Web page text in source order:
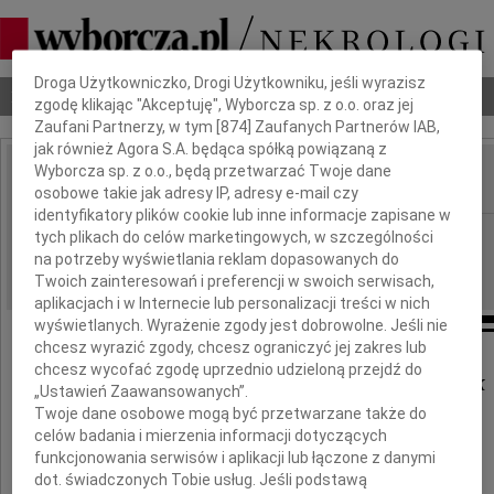
Nekrologi Odeszli Poradnik pogrzebowy
IMIĘ I NAZWISKO:
REGION: Bydgoszcz
DATA EMISJI: 04.03.2016
Annie i Tomaszowi Tomaszek
Wyrazy współczucia z powodu śmierci
Dbamy o Twoją prywatność
Droga Użytkowniczko, Drogi Użytkowniku, jeśli wyrazisz
zgodę klikając "Akceptuję", Wyborcza sp. z o.o. oraz jej
Zaufani Partnerzy, w tym [874 ] Zaufanych Partnerów IAB,
jak również Agora S.A. będąca spółką powiązaną z
Wyborcza sp. z o.o., będą przetwarzać Twoje dane
osobowe takie jak adresy IP, adresy e-mail czy
identyfikatory plików cookie lub inne informacje zapisane w
tych plikach do celów marketingowych, w szczególności
na potrzeby wyświetlania reklam dopasowanych do
Twoich zainteresowań i preferencji w swoich serwisach,
aplikacjach i w Internecie lub personalizacji treści w nich
wyświetlanych. Wyrażenie zgody jest dobrowolne. Jeśli nie
chcesz wyrazić zgody, chcesz ograniczyć jej zakres lub
chcesz wycofać zgodę uprzednio udzieloną przejdź do
„Ustawień Zaawansowanych”.
Twoje dane osobowe mogą być przetwarzane także do
celów badania i mierzenia informacji dotyczących
funkcjonowania serwisów i aplikacji lub łączone z danymi
dot. świadczonych Tobie usług. Jeśli podstawą